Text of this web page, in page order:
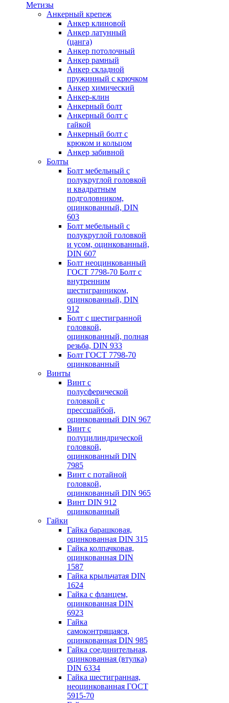
Метизы
Анкерный крепеж
Анкер клиновой
Анкер латунный
(цанга)
Анкер потолочный
Анкер рамный
Анкер складной
пружинный с крючком
Анкер химический
Анкер-клин
Анкерный болт
Анкерный болт с
гайкой
Анкерный болт с
крюком и кольцом
Анкер забивной
Болты
Болт мебельный с
полукруглой головкой
и квадратным
подголовником,
оцинкованный, DIN
603
Болт мебельный с
полукруглой головкой
и усом, оцинкованный,
DIN 607
Болт неоцинкованный
ГОСТ 7798-70 Болт с
внутренним
шестигранником,
оцинкованный, DIN
912
Болт с шестигранной
головкой,
оцинкованный, полная
резьба, DIN 933
Болт ГОСТ 7798-70
оцинкованный
Винты
Винт с
полусферической
головкой с
пресcшайбой,
оцинкованный DIN 967
Винт с
полуцилиндрической
головкой,
оцинкованный DIN
7985
Винт с потайной
головкой,
оцинкованный DIN 965
Винт DIN 912
оцинкованный
Гайки
Гайка барашковая,
оцинкованная DIN 315
Гайка колпачковая,
оцинкованная DIN
1587
Гайка крыльчатая DIN
1624
Гайка с фланцем,
оцинкованная DIN
6923
Гайка
самоконтрящаяся,
оцинкованная DIN 985
Гайка соединительная,
оцинкованная (втулка)
DIN 6334
Гайка шестигранная,
неоцинкованная ГОСТ
5915-70